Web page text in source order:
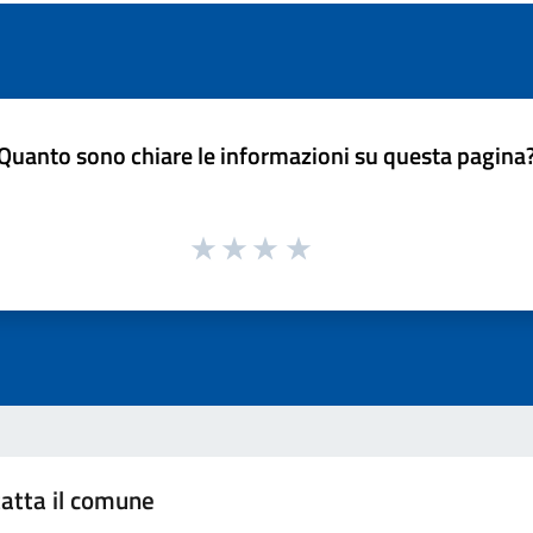
sono chiare le informazioni su questa
il comune